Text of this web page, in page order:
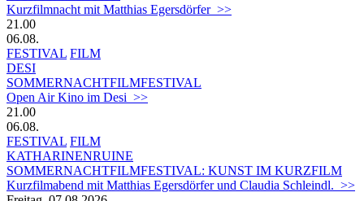
Kurzfilmnacht mit Matthias Egersdörfer >>
21.00
06.08.
FESTIVAL FILM
DESI
SOMMERNACHTFILMFESTIVAL
Open Air Kino im Desi >>
21.00
06.08.
FESTIVAL FILM
KATHARINENRUINE
SOMMERNACHTFILMFESTIVAL: KUNST IM KURZFILM
Kurzfilmabend mit Matthias Egersdörfer und Claudia Schleindl. >>